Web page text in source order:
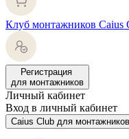
Клуб монтажников Caius
Регистрация
для монтажников
Личный кабинет
Вход в личный кабинет
Caius Club для монтажников